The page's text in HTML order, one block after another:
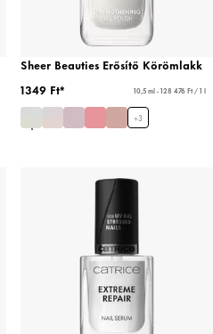
Sheer Beauties Erősítő Körömlakk
1349 Ft*
10,5 ml - 128 476 Ft / 1 l
+3